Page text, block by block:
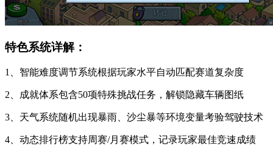
特色系统详解：
1、智能难度调节系统根据玩家水平自动匹配赛道复杂度
2、成就体系包含50项特殊挑战任务，解锁隐藏车辆图纸
3、天气系统随机出现暴雨、沙尘暴等环境变量考验驾驶技术
4、动态排行榜支持周赛/月赛模式，记录玩家最佳竞速成绩